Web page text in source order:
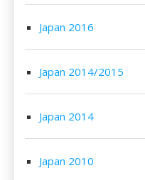
Japan 2016
Japan 2014/2015
Japan 2014
Japan 2010